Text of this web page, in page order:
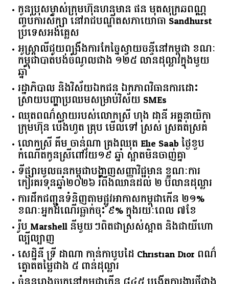
កូនប្រុសម្ចាស់ក្រុមហ៊ុនហនុមាន ផន មុតសុក្រឆពណ្ណ
ញ្ចប់ការសិក្សា នៅរាជបណ្ឌិតសភាយោធា Sandhurst
ប្រទេសអង់គ្លេស
អូស្ត្រាលី​ជួយ​ពង្រឹង​ការ​កែច្នៃ​ស្វាយចន្ទី​នៅ​កម្ពុជា​ ​ខណៈ​
កម្ពុជា​បាត់បង់​ចំណូល​ជាង​ ​១២៥​ ​លាន​ដុល្លារ​ក្នុង​មួយ​
ឆ្នាំ​
រដ្ឋាភិបាល​ ​និង​វិស័យ​ឯកជន ​ឯកភាព​វិធានការ​ដោះ
ស្រាយ​បញ្ហា​ប្រឈម​​សម្រាប់​វិស័យ​ ​SMEs​
ឈុតពណ៌ស្វាយរបស់លោកស្រី ហុង ដានី អគ្គ​នាយិកា​
ក្រុមហ៊ុន ប៉េងហួត គ្រុប មើលទៅ ស្រស់ ស្រគត់ស្រគំ
លោកស្រី គឹម ចាន់ណា គ្រងឈុត Elie Saab ថ្ងៃខួប
កំណើតកូនស្រីពៅវ័យ១៩ ឆ្នាំ ស្អាតមិនចាញ់គ្នា
ទីផ្សារ​មូលធន​កម្ពុជា​បង្ហាញ​សញ្ញា​វិជ្ជមាន​ ​ខណៈ​ការ​
កៀរគរ​ទុន​ឆ្នាំ​២០២៦​ ​រំពឹង​ឈានដល់​ ​២​ ​ប៊ីលាន​ដុល្លារ​
ការដឹកជញ្ជូនទំនិញតាមផ្លូវអាកាសកម្ពុជាកើន ២១%
ខណៈអ្នកដំណើរធ្លាក់ចុះ ៩% ក្នុងរយៈពេល ៧ខែ
រ៉ូប Marshell នីមួយៗពិតជាស្រស់ស្អាត និងជាយីហោ
ល្បីល្បាញ
សេដ្ឋិនី ទ្រី ដាណា កាន់កាបូបដៃ Christian Dior ពណ៌
ត្នោតតម្លៃជាង ៥ ពាន់ដុល្លារ